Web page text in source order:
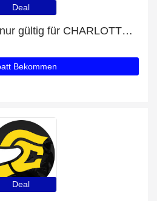
Deal
Bis zu 10% Rabatt: nur gültig für CHARLOTTE S100
Bekommen
Deal